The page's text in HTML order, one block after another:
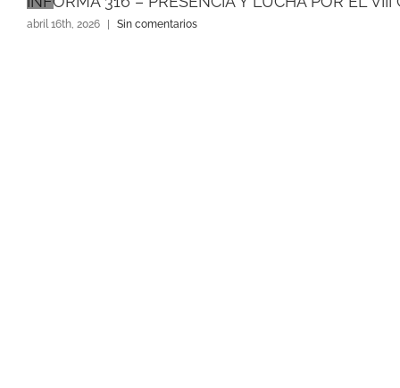
abril 16th, 2026 | Sin comentarios